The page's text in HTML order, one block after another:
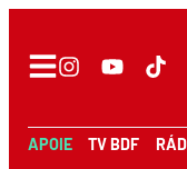
APOIE TV BDF